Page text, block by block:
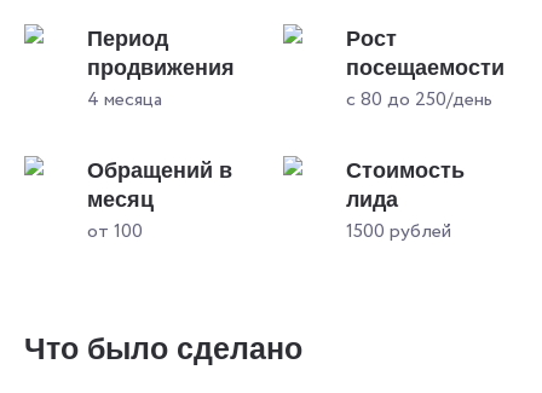
Период
продвижения
4 месяца
Рост
посещаемости
с 80 до 250/день
Обращений в
месяц
от 100
Стоимость
лида
1500 рублей
Что было сделано